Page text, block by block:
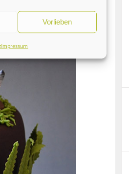
Vorlieben
Impressum